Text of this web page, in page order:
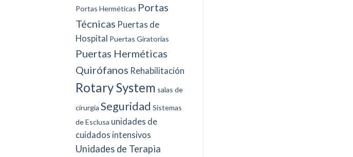
Portas Herméticas Portas
Técnicas Puertas de
Hospital Puertas Giratorias
Puertas Herméticas
Quirófanos Rehabilitación
Rotary System salas de
cirurgia Seguridad Sistemas
de Esclusa unidades de
cuidados intensivos
Unidades de Terapia